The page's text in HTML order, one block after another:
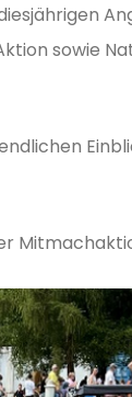
sowie